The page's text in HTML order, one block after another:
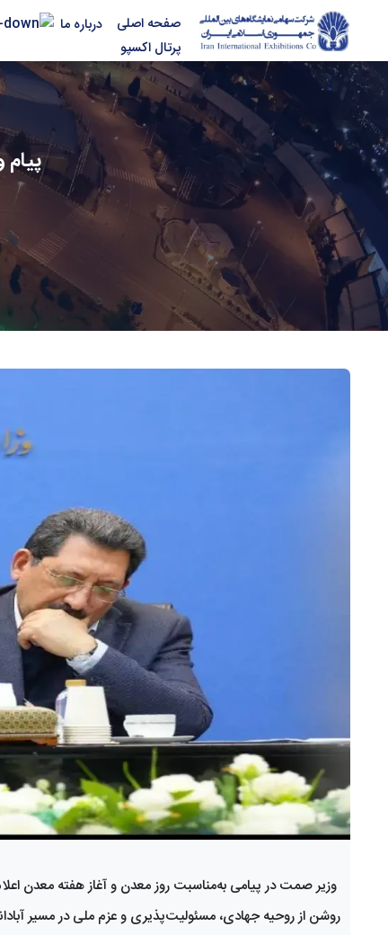
صفحه اصلی درباره ما
پرتال اکسپو
وزیر صمت در پیامی به‌مناسبت روز معدن و آغاز هفته معدن
روشن از روحیه جهادی، مسئولیت‌پذیری و عزم ملی در مسیر